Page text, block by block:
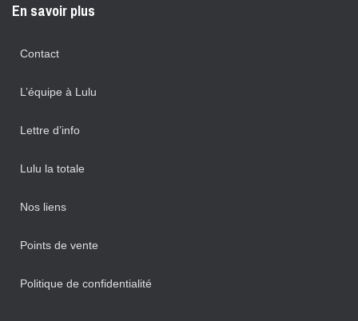
En savoir plus
Contact
L’équipe à Lulu
Lettre d’info
Lulu la totale
Nos liens
Points de vente
Politique de confidentialité